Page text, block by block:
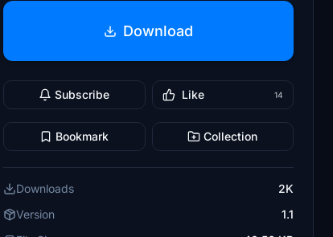
Download
Subscribe Like 14
Bookmark Collection
Downloads
2K
Version
1.1